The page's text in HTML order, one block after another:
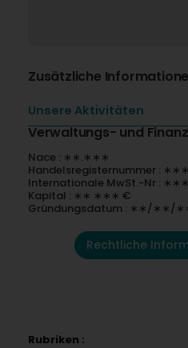
Zusätzliche
Unsere Aktivitäten
Verwaltungs- und
Nace : ∗∗.∗∗∗
Handelsregisternummer :
Internationale MwSt.-Nr :
Kapital : ∗∗ ∗∗∗ €
Gründungsdatum : ∗∗/∗∗/
Rechtliche
Rubriken :